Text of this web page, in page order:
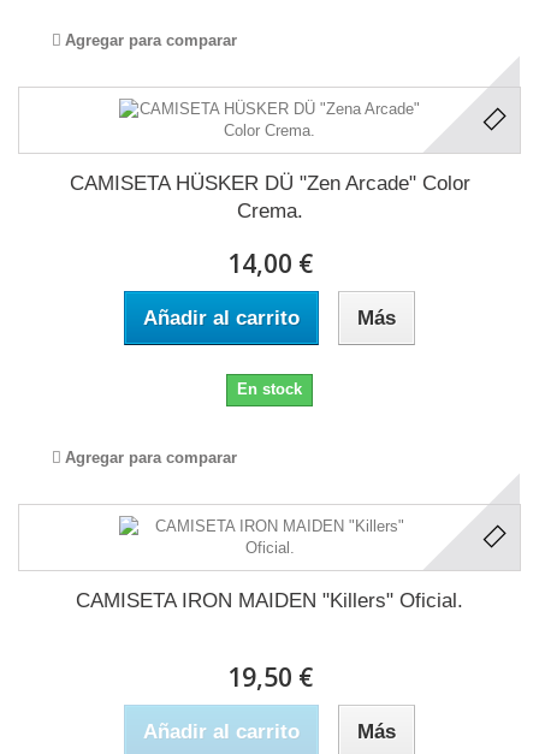
Agregar para comparar
CAMISETA HÜSKER DÜ "Zen Arcade" Color
Crema.
14,00 €
Añadir al carrito Más
En stock
Agregar para comparar
CAMISETA IRON MAIDEN "Killers" Oficial.
19,50 €
Añadir al carrito Más